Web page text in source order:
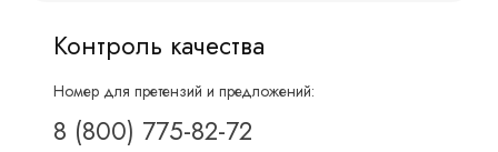
Контроль качества
Номер для претензий и предложений:
8 (800) 775-82-72